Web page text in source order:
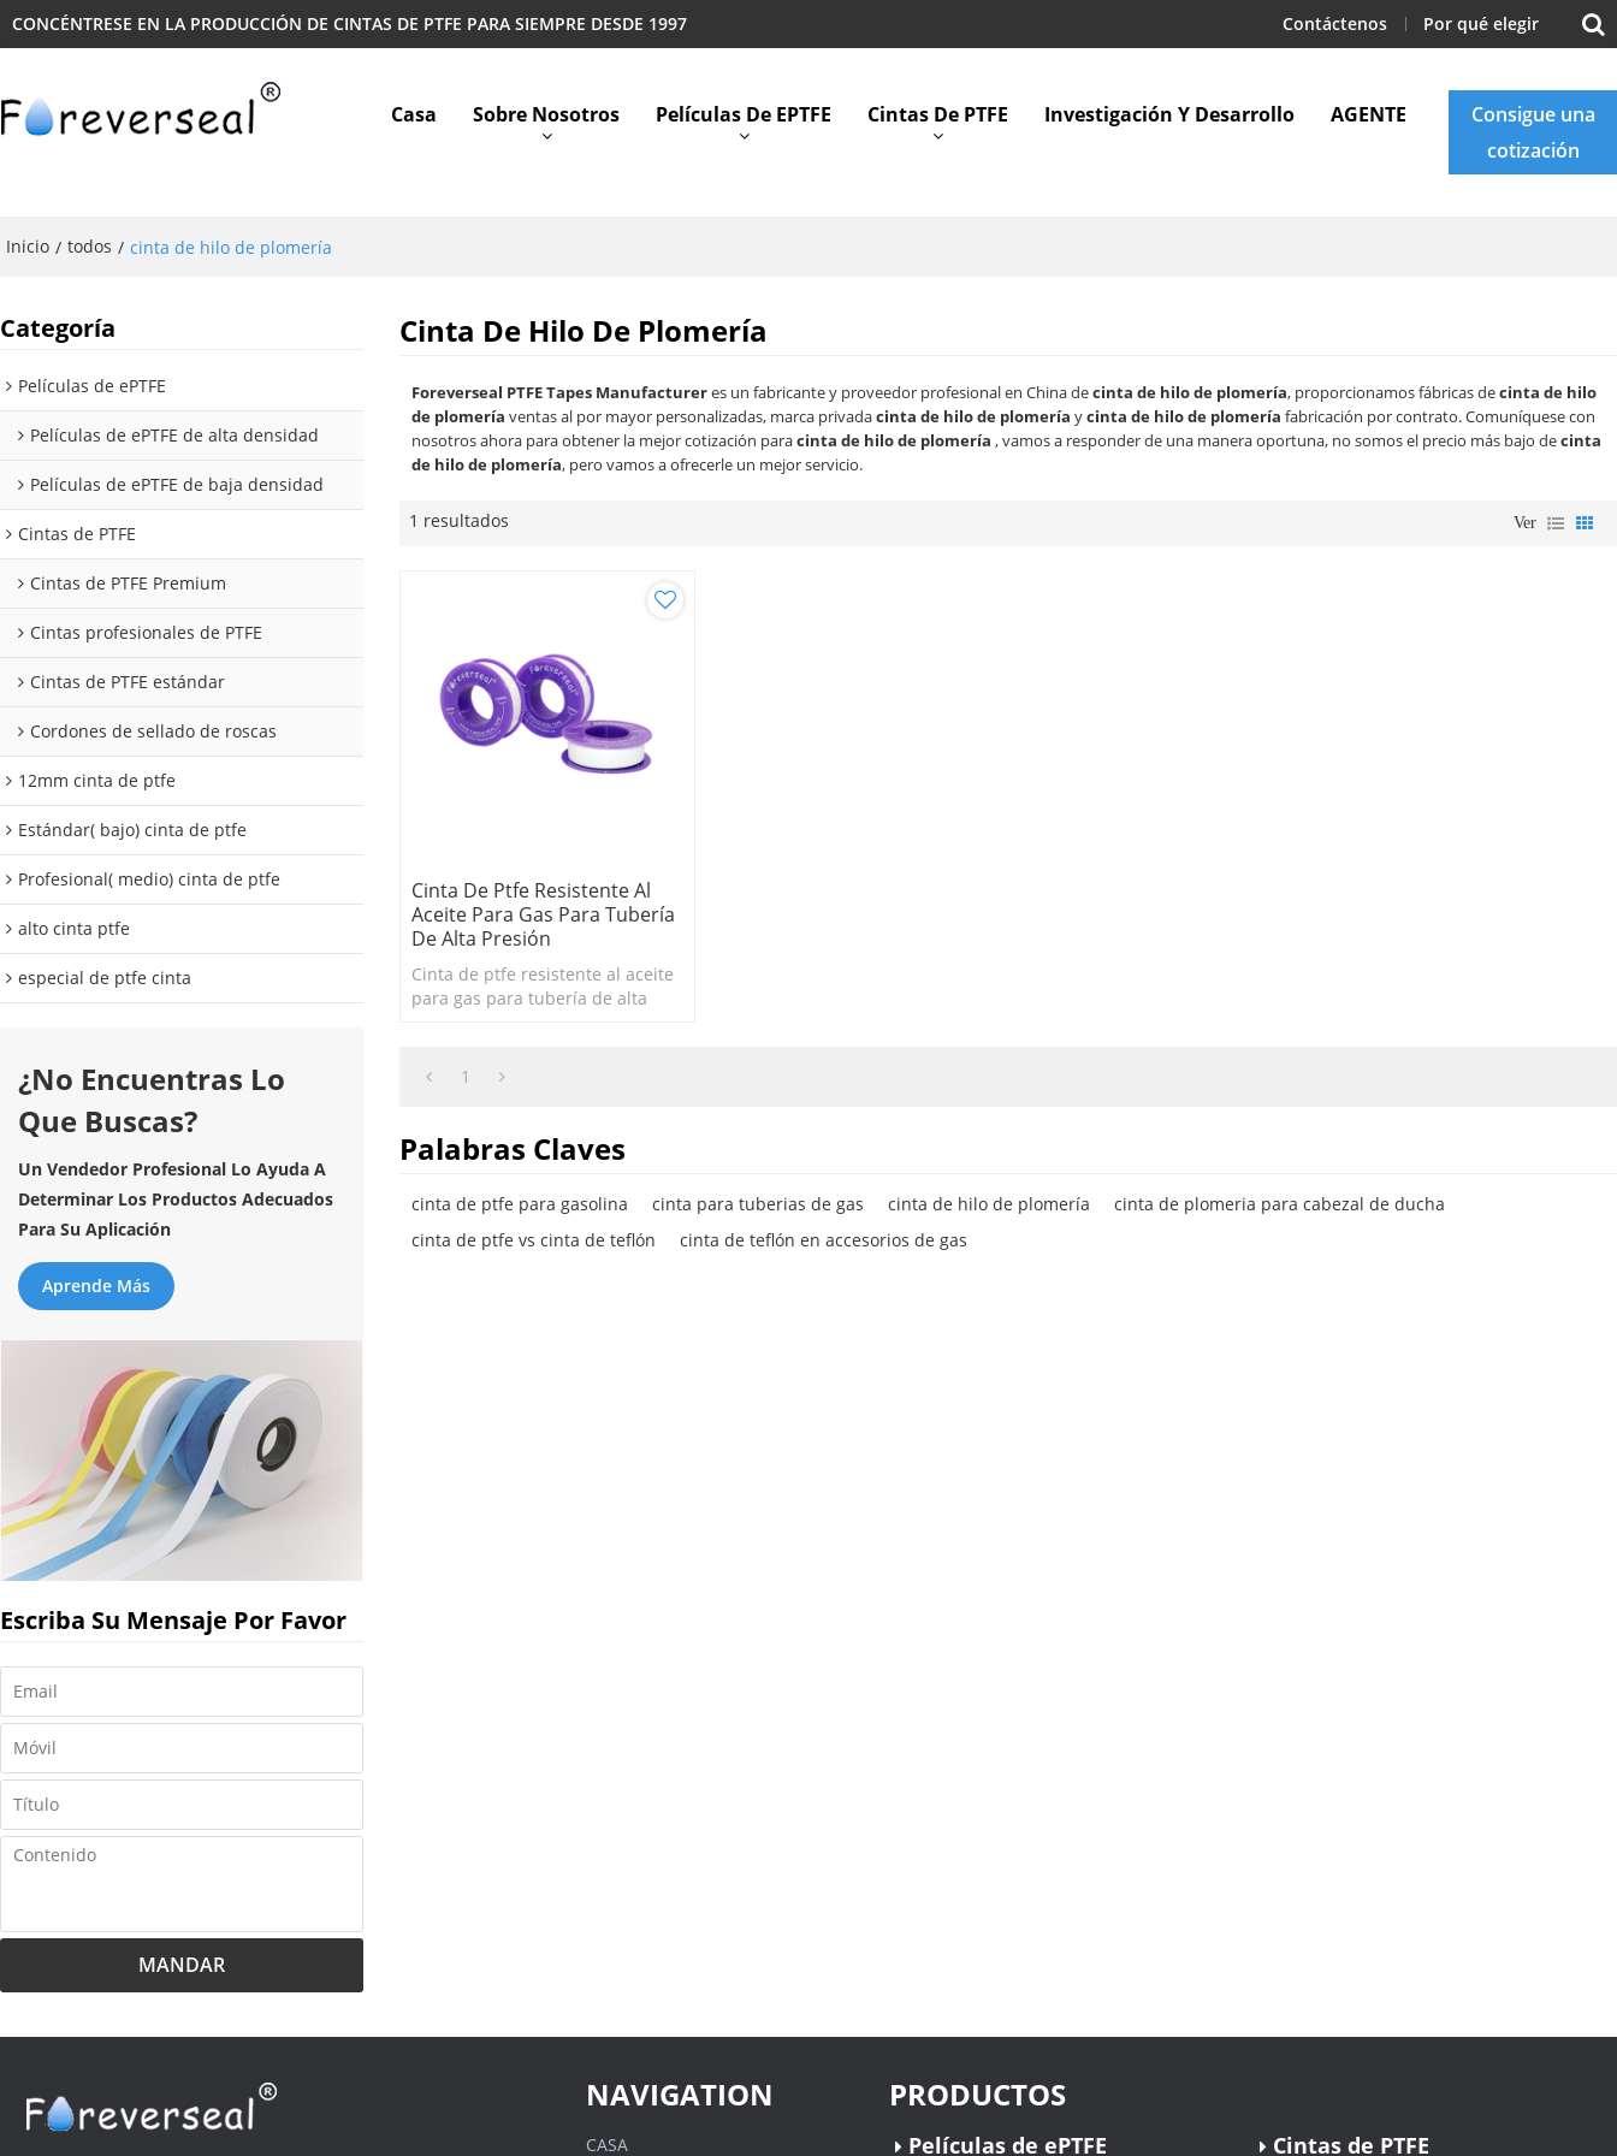
CONCÉNTRESE EN LA PRODUCCIÓN DE CINTAS DE PTFE PARA SIEMPRE DESDE 1997 Contáctenos Por qué elegir
Casa Sobre Nosotros Películas De EPTFE Cintas De PTFE Investigación Y Desarrollo AGENTE
Consigue una
cotización
Inicio / todos / cinta de hilo de plomería
Categoría
Películas de ePTFE
Películas de ePTFE de alta densidad
Películas de ePTFE de baja densidad
Cintas de PTFE
Cintas de PTFE Premium
Cintas profesionales de PTFE
Cintas de PTFE estándar
Cordones de sellado de roscas
12mm cinta de ptfe
Estándar( bajo) cinta de ptfe
Profesional( medio) cinta de ptfe
alto cinta ptfe
especial de ptfe cinta
¿No Encuentras Lo
Que Buscas?
Un Vendedor Profesional Lo Ayuda A
Determinar Los Productos Adecuados
Para Su Aplicación
Aprende Más
Escriba Su Mensaje Por Favor
MANDAR
Cinta De Hilo De Plomería
Foreverseal PTFE Tapes Manufactureres un fabricante y proveedor profesional en China decinta de hilo de plomería, proporcionamos fábricas decinta de hilo
de plomería ventas al por mayor personalizadas, marca privadacinta de hilo de plomería ycinta de hilo de plomería fabricación por contrato. Comuníquese con
nosotros ahora para obtener la mejor cotización paracinta de hilo de plomería , vamos a responder de una manera oportuna, no somos el precio más bajo decinta
de hilo de plomería, pero vamos a ofrecerle un mejor servicio.
1 resultados Ver
Cinta De Ptfe Resistente Al
Aceite Para Gas Para Tubería
De Alta Presión
Cinta de ptfe resistente al aceite
para gas para tubería de alta
1
Palabras Claves
cinta de ptfe para gasolina cinta para tuberias de gas cinta de hilo de plomería
cinta de plomeria para cabezal de ducha
cinta de ptfe vs cinta de teflón
cinta de teflón en accesorios de gas
NAVIGATION
CASA
PRODUCTOS
Películas de ePTFE Cintas de PTFE